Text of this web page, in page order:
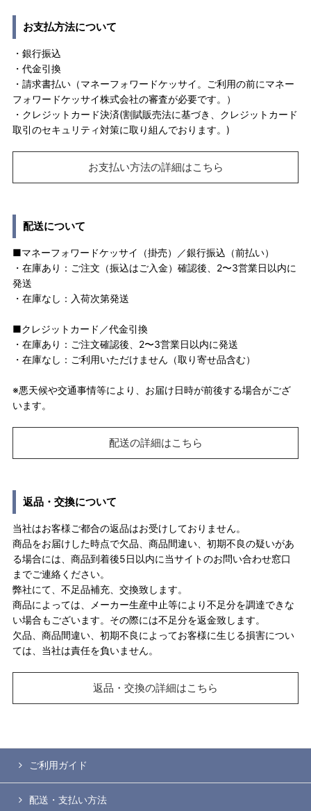
お支払方法について
・銀行振込
・代金引換
・請求書払い（マネーフォワードケッサイ。ご利用の前にマネー
フォワードケッサイ株式会社の審査が必要です。）
・クレジットカード決済(割賦販売法に基づき、クレジットカード
取引のセキュリティ対策に取り組んでおります。)
お支払い方法の詳細はこちら
配送について
■マネーフォワードケッサイ（掛売）／銀行振込（前払い）
・在庫あり：ご注文（振込はご入金）確認後、2〜3営業日以内に
発送
・在庫なし：入荷次第発送
■クレジットカード／代金引換
・在庫あり：ご注文確認後、2〜3営業日以内に発送
・在庫なし：ご利用いただけません（取り寄せ品含む）
※悪天候や交通事情等により、お届け日時が前後する場合がござ
います。
配送の詳細はこちら
返品・交換について
当社はお客様ご都合の返品はお受けしておりません。
商品をお届けした時点で欠品、商品間違い、初期不良の疑いがあ
る場合には、商品到着後5日以内に当サイトのお問い合わせ窓口
までご連絡ください。
弊社にて、不足品補充、交換致します。
商品によっては、メーカー生産中止等により不足分を調達できな
い場合もございます。その際には不足分を返金致します。
欠品、商品間違い、初期不良によってお客様に生じる損害につい
ては、当社は責任を負いません。
返品・交換の詳細はこちら
ご利用ガイド
配送・支払い方法